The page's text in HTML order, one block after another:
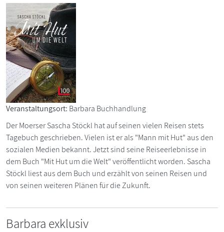
Veranstaltungsort: Barbara Buchhandlung
Der Moerser Sascha Stöckl hat auf seinen vielen Reisen stets
Tagebuch geschrieben. Vielen ist er als "Mann mit Hut" aus den
sozialen Medien bekannt. Jetzt sind seine Reiseerlebnisse in
dem Buch "Mit Hut um die Welt" veröffentlicht worden. Sascha
Stöckl liest aus dem Buch und erzählt von seinen Reisen und
von seinen weiteren Plänen für die Zukunft.
Barbara exklusiv